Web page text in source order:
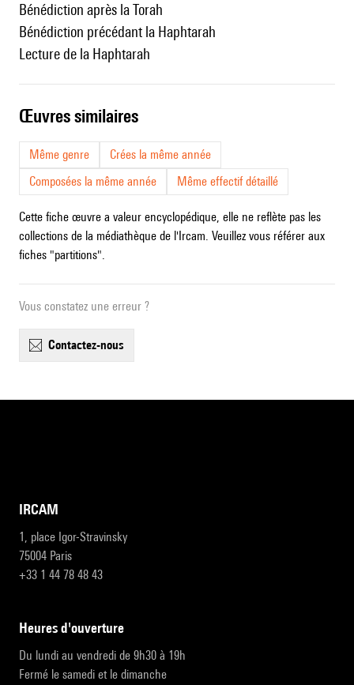
Bénédiction après la Torah
Bénédiction précédant la Haphtarah
Lecture de la Haphtarah
œuvres similaires
Même genre
Crées la même année
Composées la même année
Même effectif détaillé
Cette fiche œuvre a valeur encyclopédique, elle ne reflète pas les
collections de la médiathèque de l'Ircam. Veuillez vous référer aux
fiches "partitions".
Vous constatez une erreur ?
contactez-nous
IRCAM
1, place Igor-Stravinsky
75004 Paris
+33 1 44 78 48 43
heures d'ouverture
Du lundi au vendredi de 9h30 à 19h
Fermé le samedi et le dimanche